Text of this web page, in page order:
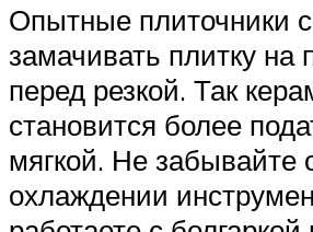
Опытные плиточники
замачивать плитку на
перед резкой. Так
становится более
мягкой. Не забывайте
охлаждении